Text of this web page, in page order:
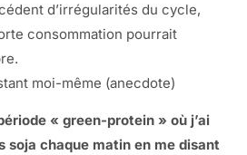
d’irrégularités du cycle,
consommation pourrait
moi-même (anecdote)
« green-protein » où j’ai
soja chaque matin en me disant